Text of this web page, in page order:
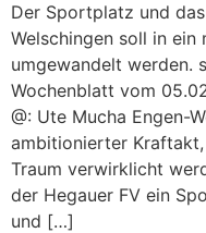
Der Sportplatz und
Welschingen soll in
umgewandelt werden.
Wochenblatt vom
@: Ute Mucha Engen-
ambitionierter
Traum verwirklicht
der Hegauer FV ein
und […]